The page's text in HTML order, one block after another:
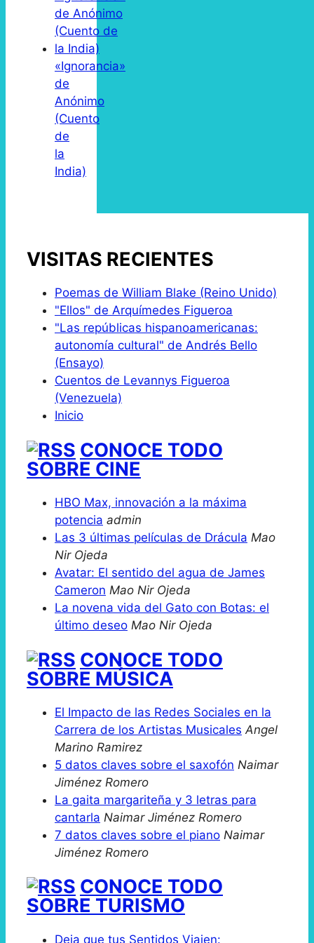
«Ignorancia»
de
Anónimo
(Cuento
de
la
India)
VISITAS RECIENTES
Poemas de William Blake (Reino Unido)
"Ellos" de Arquímedes Figueroa
"Las repúblicas hispanoamericanas:
autonomía cultural" de Andrés Bello
(Ensayo)
Cuentos de Levannys Figueroa
(Venezuela)
Inicio
CONOCE TODO
SOBRE CINE
HBO Max, innovación a la máxima
potencia admin
Las 3 últimas películas de Drácula Mao
Nir Ojeda
Avatar: El sentido del agua de James
Cameron Mao Nir Ojeda
La novena vida del Gato con Botas: el
último deseo Mao Nir Ojeda
CONOCE TODO
SOBRE MÚSICA
El Impacto de las Redes Sociales en la
Carrera de los Artistas Musicales Angel
Marino Ramirez
5 datos claves sobre el saxofón Naimar
Jiménez Romero
La gaita margariteña y 3 letras para
cantarla Naimar Jiménez Romero
7 datos claves sobre el piano Naimar
Jiménez Romero
CONOCE TODO
SOBRE TURISMO
Deja que tus Sentidos Viajen: